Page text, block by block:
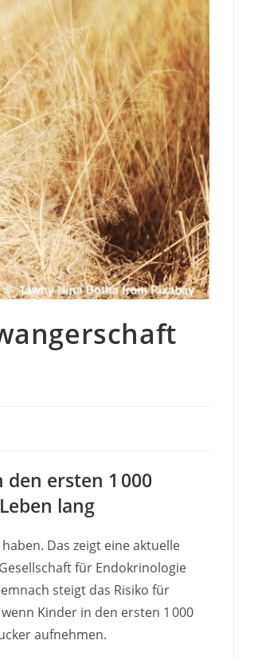
ersten 1 000
lang
Das zeigt eine aktuelle
für Endokrinologie
steigt das Risiko für
Kinder in den ersten 1 000
aufnehmen.